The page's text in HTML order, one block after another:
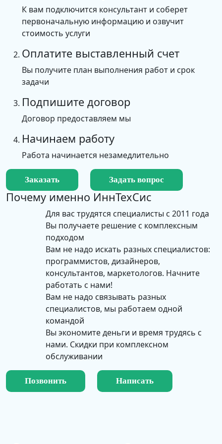
Первая отвечает за процессор на
профессиональном уровне. Без долгого
описания подробностей, отметим, что для АМД и
Интела они разные.
Вторая определяет выбор оперативной памяти.
Помимо перечисленной информации у нее
слоты для памяти, внешние выходы,
максимальная частота памяти, установленный
BIOS и т. д.
Для большей части сборок нужны две основные.
В итоге по материнской плате:
Не игнорируйте важность этой детали, тогда ваш
компьютер проработает примерно пять лет и
потребует усовершенствования, что выльется в
небольшую трату средств. Но при устаревании
материнской платы придется заново собирать
весь компьютер, потому что деталь не
поддерживает новый сокет или новый тип
памяти. Придется ставить мощный вариант из
старых запасов или с нуля собирать системник.
Прислушайтесь к совету — "материнка" должна
быть самой передовой. Она обойдется дороже,
но через год вы поймете, что выгодно вложили
свои средства.
Процессор
К вам подключится консультант и соберет
первоначальную информацию и озвучит
стоимость услуги
Оплатите выставленный счет
Вы получите план выполнения работ и срок
задачи
Подпишите договор
Договор предоставляем мы
Начинаем работу
Работа начинается незамедлительно
Заказать Задать вопрос
Почему именно ИннТехСис
Для вас трудятся специалисты с 2011 года
Вы получаете решение с комплексным
подходом
Вам не надо искать разных специалистов:
программистов, дизайнеров,
консультантов, маркетологов. Начните
работать с нами!
Вам не надо связывать разных
специалистов, мы работаем одной
командой
Вы экономите деньги и время трудясь с
нами. Скидки при комплексном
обслуживании
Позвонить Написать